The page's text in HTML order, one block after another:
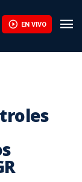
EN VIVO